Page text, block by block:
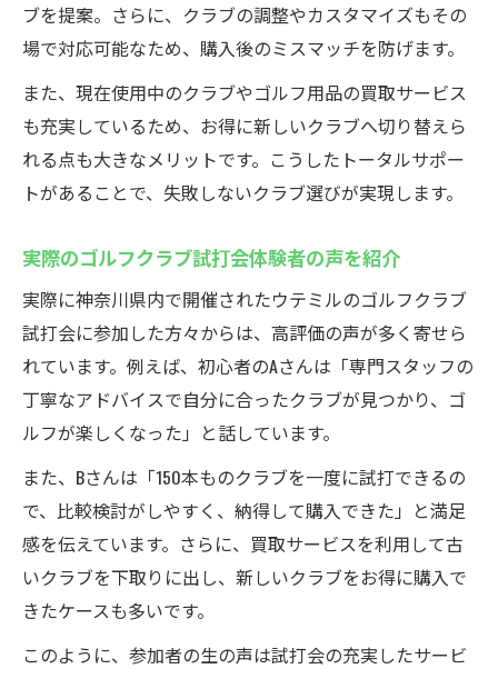
ブを提案。さらに、クラブの調整やカスタマイズもその
場で対応可能なため、購入後のミスマッチを防げます。
また、現在使用中のクラブやゴルフ用品の買取サービス
も充実しているため、お得に新しいクラブへ切り替えら
れる点も大きなメリットです。こうしたトータルサポー
トがあることで、失敗しないクラブ選びが実現します。
実際のゴルフクラブ試打会体験者の声を紹介
実際に神奈川県内で開催されたウテミルのゴルフクラブ
試打会に参加した方々からは、高評価の声が多く寄せら
れています。例えば、初心者のAさんは「専門スタッフの
丁寧なアドバイスで自分に合ったクラブが見つかり、ゴ
ルフが楽しくなった」と話しています。
また、Bさんは「150本ものクラブを一度に試打できるの
で、比較検討がしやすく、納得して購入できた」と満足
感を伝えています。さらに、買取サービスを利用して古
いクラブを下取りに出し、新しいクラブをお得に購入で
きたケースも多いです。
このように、参加者の生の声は試打会の充実したサービ